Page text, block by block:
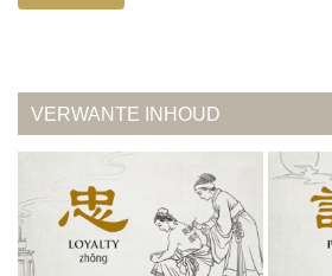
VERWANTE INHOUD